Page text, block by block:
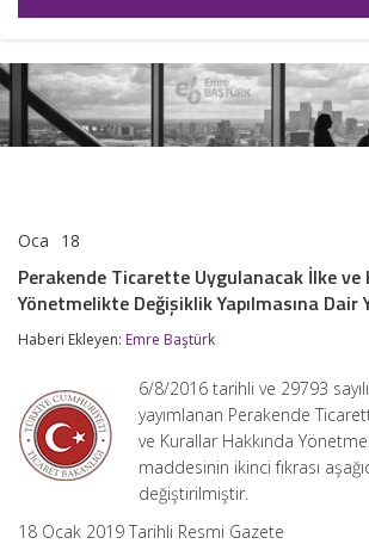
Oca 18
Uygulanacak
İlke
Kurallar
Yönetmelikte
Yapılmasına
Dair
Yönetmelik
Perakende Ticarette Uygulanacak İlke ve
Yönetmelikte Değişiklik Yapılmasına Dair
Haberi Ekleyen: Emre Baştürk
6/8/2016 tarihli ve 29793
yayımlanan Perakende
ve Kurallar Hakkında
maddesinin ikinci fıkrası
değiştirilmiştir.
18 Ocak 2019 Tarihli Resmi Gazete